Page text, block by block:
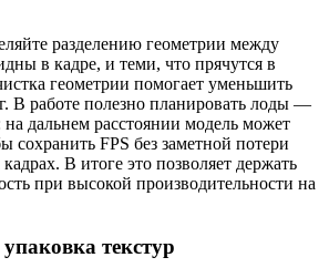
разделению геометрии между
в кадре, и теми, что прячутся в
геометрии помогает уменьшить
В работе полезно планировать лоды —
дальнем расстоянии модель может
сохранить FPS без заметной потери
В итоге это позволяет держать
при высокой производительности на
текстур